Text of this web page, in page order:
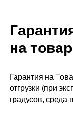
на товар
Гарантия на
отгрузки (при
градусов, среда